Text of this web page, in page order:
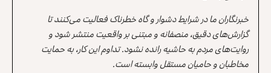
خبرنگاران ما در شرایط دشوار و گاه خطرناک فعالیت می‌کنند تا
گزارش‌های دقیق، منصفانه و مبتنی بر واقعیت منتشر شود و
روایت‌های مردم به حاشیه رانده نشود. تداوم این کار، به حمایت
مخاطبان و حامیان مستقل وابسته است.